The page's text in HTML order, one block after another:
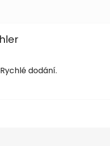
je 5 z 5 hvězdiček.
dodání.